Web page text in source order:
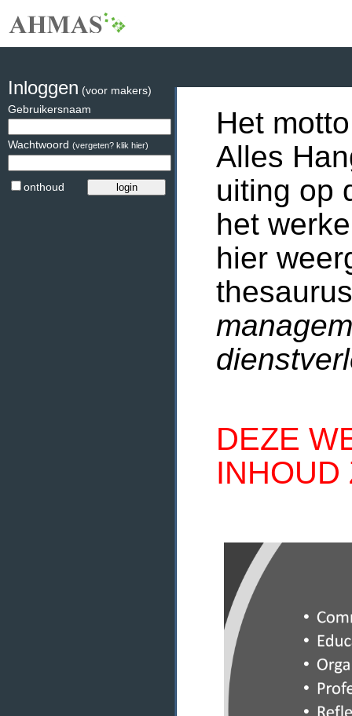
Het
Alles
uiting op
het
hier
DEZE
INHOUD
Inloggen (voor makers)
Gebruikersnaam
Wachtwoord (vergeten? klik hier)
onthoud